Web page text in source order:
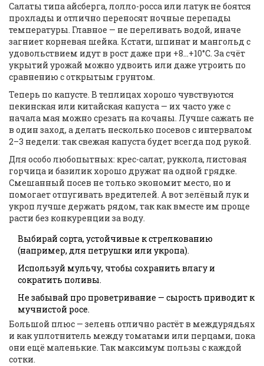
Салаты типа айсберга, лолло-росса или латук не боятся
прохлады и отлично переносят ночные перепады
температуры. Главное — не переливать водой, иначе
загниет корневая шейка. Кстати, шпинат и мангольд с
удовольствием идут в рост даже при +8…+10°C. За счёт
укрытий урожай можно удвоить или даже утроить по
сравнению с открытым грунтом.
Теперь по капусте. В теплицах хорошо чувствуются
пекинская или китайская капуста — их часто уже с
начала мая можно срезать на кочаны. Лучше сажать не
в один заход, а делать несколько посевов с интервалом
2–3 недели: так свежая капуста будет всегда под рукой.
Для особо любопытных: крес-салат, руккола, листовая
горчица и базилик хорошо дружат на одной грядке.
Смешанный посев не только экономит место, но и
помогает отпугивать вредителей. А вот зелёный лук и
укроп лучше держать рядом, так как вместе им проще
расти без конкуренции за воду.
Выбирай сорта, устойчивые к стрелкованию
(например, для петрушки или укропа).
Используй мульчу, чтобы сохранить влагу и
сократить поливы.
Не забывай про проветривание — сырость приводит к
мучнистой росе.
Большой плюс — зелень отлично растёт в междурядьях
и как уплотнитель между томатами или перцами, пока
они ещё маленькие. Так максимум пользы с каждой
сотки.